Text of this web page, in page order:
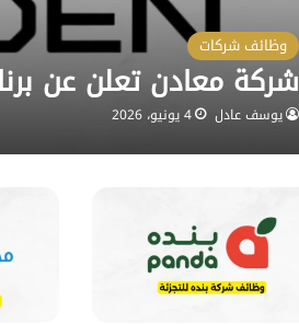
وظائف شركات
شركة معادن تعلن عن
يوسف عادل 4 يونيو، 2026